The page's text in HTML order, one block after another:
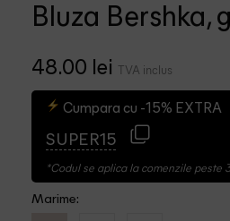
Bluza Bershka,
48.00 lei TVA inclus
Cumpara cu -15% EXTRA
SUPER15
*Codul se aplica la comenzile peste
Marime: